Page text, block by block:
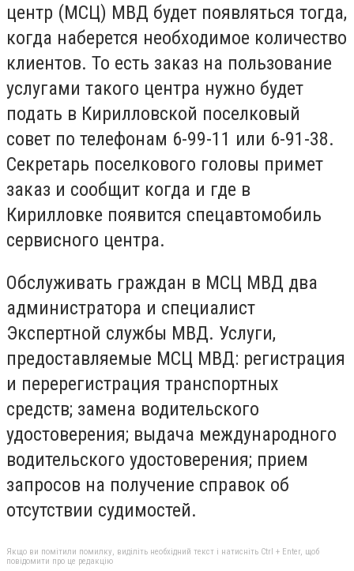
центр (МСЦ) МВД будет появляться тогда,
когда наберется необходимое количество
клиентов. То есть заказ на пользование
услугами такого центра нужно будет
подать в Кирилловской поселковый
совет по телефонам 6-99-11 или 6-91-38.
Секретарь поселкового головы примет
заказ и сообщит когда и где в
Кирилловке появится спецавтомобиль
сервисного центра.
Обслуживать граждан в МСЦ МВД два
администратора и специалист
Экспертной службы МВД. Услуги,
предоставляемые МСЦ МВД: регистрация
и перерегистрация транспортных
средств; замена водительского
удостоверения; выдача международного
водительского удостоверения; прием
запросов на получение справок об
отсутствии судимостей.
Якщо ви помітили помилку, виділіть необхідний текст і натисніть Ctrl + Enter, щоб
повідомити про це редакцію